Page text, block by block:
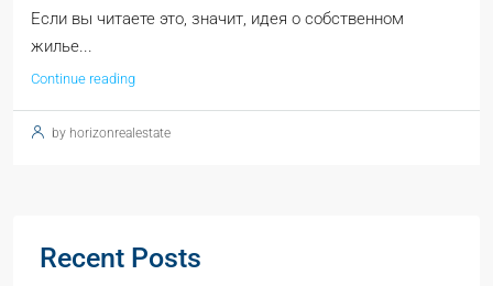
Если вы читаете это, значит, идея о собственном
жилье...
Continue reading
by horizonrealestate
Recent Posts